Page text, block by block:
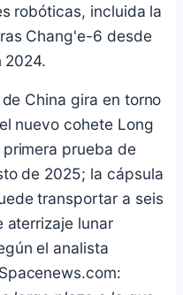
robóticas, incluida la
Chang'e-6 desde
2024.
China gira en torno
nuevo cohete Long
prueba de
de 2025; la cápsula
transportar a seis
aterrizaje lunar
el analista